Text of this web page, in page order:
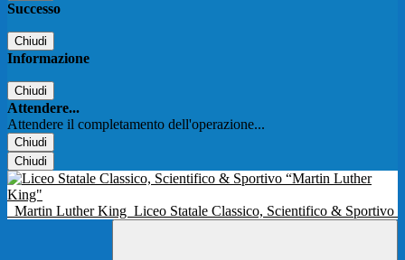
Successo
Chiudi
Informazione
Chiudi
Attendere...
Attendere il completamento dell'operazione...
Chiudi
Chiudi
Martin Luther King Liceo Statale Classico, Scientifico & Sportivo